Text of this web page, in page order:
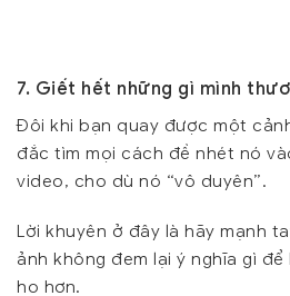
7. Giết hết những gì mình
Đôi khi bạn quay được một
đắc tìm mọi cách đề nhét nó
video, cho dù nó “vô duyên”.
Lời khuyên ở đây là hãy mạnh
ảnh không đem lại ý nghĩa gì
ho hơn.